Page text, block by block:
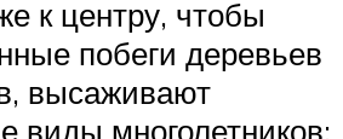
к центру, чтобы
побеги деревьев
высаживают
виды многолетников: